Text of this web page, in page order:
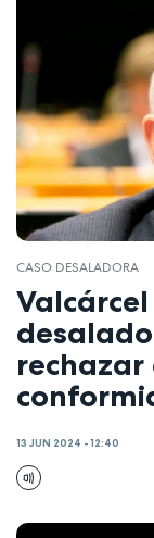
CASO DESALADORA
rechazar
13 JUN 2024 - 12:40